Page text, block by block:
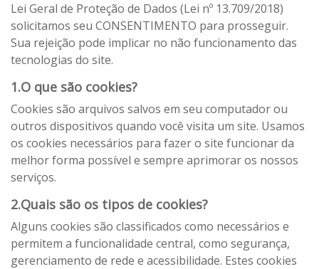
Lei Geral de Proteção de Dados (Lei nº 13.709/2018)
solicitamos seu CONSENTIMENTO para prosseguir.
Sua rejeição pode implicar no não funcionamento das
tecnologias do site.
1.O que são cookies?
Cookies são arquivos salvos em seu computador ou
outros dispositivos quando você visita um site. Usamos
os cookies necessários para fazer o site funcionar da
melhor forma possível e sempre aprimorar os nossos
serviços.
2.Quais são os tipos de cookies?
Alguns cookies são classificados como necessários e
permitem a funcionalidade central, como segurança,
gerenciamento de rede e acessibilidade. Estes cookies